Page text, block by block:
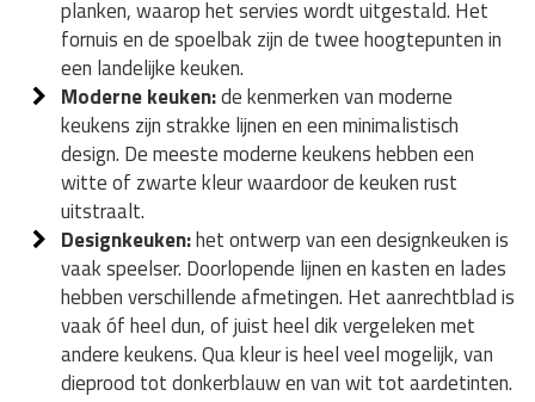
planken, waarop het servies wordt uitgestald. Het
fornuis en de spoelbak zijn de twee hoogtepunten in
een landelijke keuken.
Moderne keuken:de kenmerken van moderne
keukens zijn strakke lijnen en een minimalistisch
design. De meeste moderne keukens hebben een
witte of zwarte kleur waardoor de keuken rust
uitstraalt.
Designkeuken:het ontwerp van een designkeuken is
vaak speelser. Doorlopende lijnen en kasten en lades
hebben verschillende afmetingen. Het aanrechtblad is
vaak óf heel dun, of juist heel dik vergeleken met
andere keukens. Qua kleur is heel veel mogelijk, van
dieprood tot donkerblauw en van wit tot aardetinten.